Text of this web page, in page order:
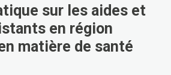
sur les aides et
en région
matière de santé